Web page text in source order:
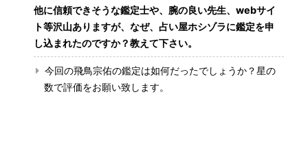
他に信頼できそうな鑑定士や、腕の良い先生、webサイ
ト等沢山ありますが、なぜ、占い屋ホシゾラに鑑定を申
し込まれたのですか？教えて下さい。
今回の飛鳥宗佑の鑑定は如何だったでしょうか？星の
数で評価をお願い致します。